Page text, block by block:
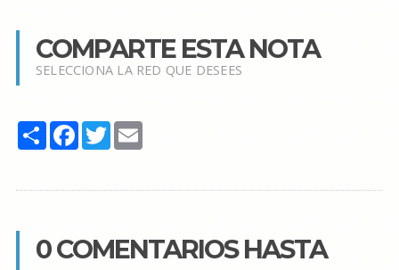
COMPARTE ESTA NOTA
SELECCIONA LA RED QUE DESEES
Share Facebook
TwitterEmail
0 COMENTARIOS HASTA